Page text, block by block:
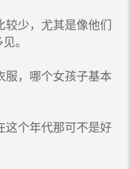
少，尤其是像他们
。
，哪个女孩子基本
个年代那可不是好